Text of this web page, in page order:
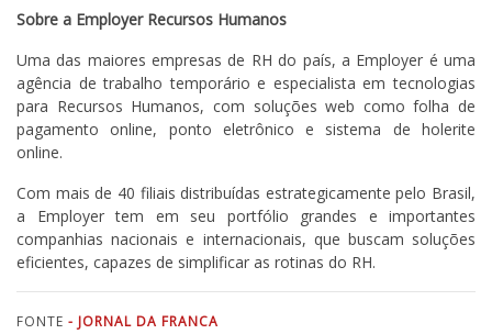
Sobre a Employer Recursos Humanos
Uma das maiores empresas de RH do país, a Employer é uma
agência de trabalho temporário e especialista em tecnologias
para Recursos Humanos, com soluções web como folha de
pagamento online, ponto eletrônico e sistema de holerite
online.
Com mais de 40 filiais distribuídas estrategicamente pelo Brasil,
a Employer tem em seu portfólio grandes e importantes
companhias nacionais e internacionais, que buscam soluções
eficientes, capazes de simplificar as rotinas do RH.
FONTE - JORNAL DA FRANCA